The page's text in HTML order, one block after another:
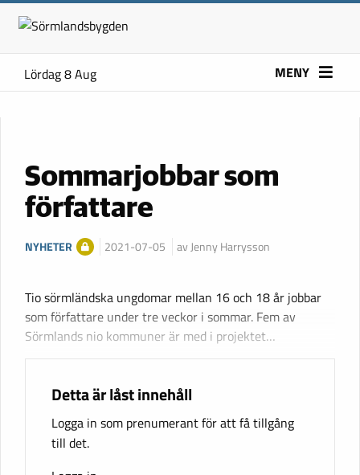
Lördag 8 Aug MENY
Sommarjobbar som
författare
NYHETER 2021-07-05 av Jenny Harrysson
Tio sörmländska ungdomar mellan 16 och 18 år jobbar
som författare under tre veckor i sommar. Fem av
Sörmlands nio kommuner är med i projektet…
Detta är låst innehåll
Logga in som prenumerant för att få tillgång
till det.